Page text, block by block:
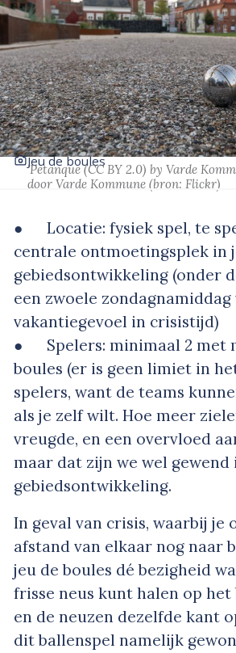
Jeu de boules
‘Petanque (CC BY 2.0) by Varde
door Varde Kommune (bron: Flickr)
● Locatie: fysiek spel, te
centrale ontmoetingsplek in
gebiedsontwikkeling (onder
een zwoele
vakantiegevoel in crisistijd)
● Spelers: minimaal 2 met
boules (er is geen limiet in
spelers, want de teams
als je zelf wilt. Hoe meer
vreugde, en een overvloed
maar dat zijn we wel gewend
gebiedsontwikkeling.
In geval van crisis, waarbij je
afstand van elkaar nog naar
jeu de boules dé bezigheid
frisse neus kunt halen op
en de neuzen dezelfde kant
dit ballenspel namelijk